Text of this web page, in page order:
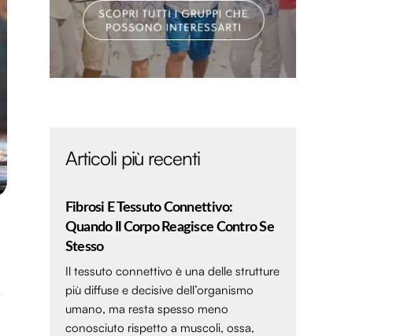
Articoli più recenti
Fibrosi E Tessuto Connettivo:
Quando Il Corpo Reagisce Contro Se
Stesso
Il tessuto connettivo è una delle strutture
più diffuse e decisive dell’organismo
umano, ma resta spesso meno
conosciuto rispetto a muscoli, ossa,